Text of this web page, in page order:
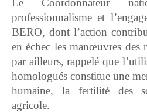
Le Coordonnateur
professionnalisme et
BERO, dont l’action
en échec les manœuvres des
par ailleurs, rappelé que
homologués constitue une
humaine, la fertilité des
agricole.